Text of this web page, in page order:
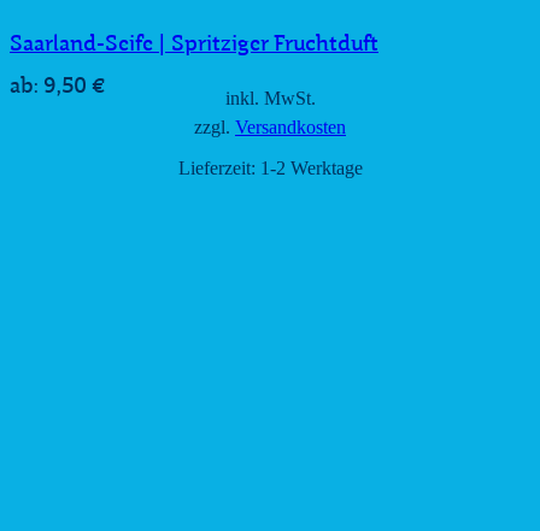
Saarland-Seife | Spritziger Fruchtduft
ab: 9,50 €
inkl. MwSt.
zzgl. Versandkosten
Lieferzeit: 1-2 Werktage